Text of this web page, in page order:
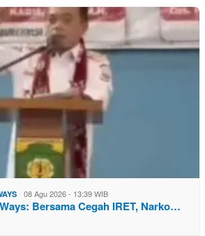
08 Agu 2026 - 13:39 WIB
Bersama Cegah IRET, Narko…